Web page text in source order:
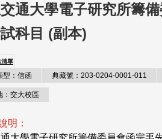
通大學電子研究所籌
科目 (副本)
清單
型：信函 典藏號：203-0204-0001-011
：交大校區
明：